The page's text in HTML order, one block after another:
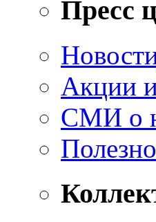
Пресс
Акции
СМИ о